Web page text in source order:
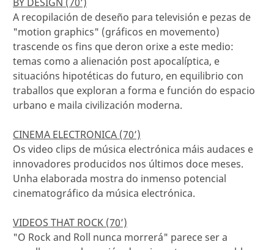
A recopilación de deseño para televisión e pezas de
"motion graphics" (gráficos en movemento)
trascende os fins que deron orixe a este medio:
temas como a alienación post apocalíptica, e
situacións hipotéticas do futuro, en equilibrio con
traballos que exploran a forma e función do espacio
urbano e maila civilización moderna.
CINEMA ELECTRONICA (70’)
Os video clips de música electrónica máis audaces e
innovadores producidos nos últimos doce meses.
Unha elaborada mostra do inmenso potencial
cinematográfico da música electrónica.
VIDEOS THAT ROCK (70’)
"O Rock and Roll nunca morrerá" parece ser a